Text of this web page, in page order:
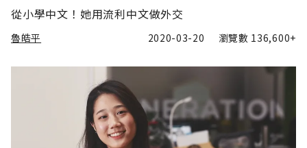
從小學中文！她用流利中文做外交
魯皓平 2020-03-20 瀏覽數 136,600+